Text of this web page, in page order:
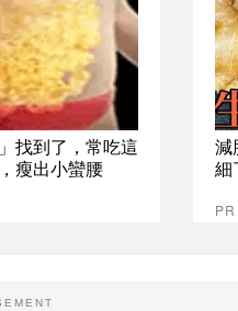
找到了，常吃這
瘦出小蠻腰
減
細